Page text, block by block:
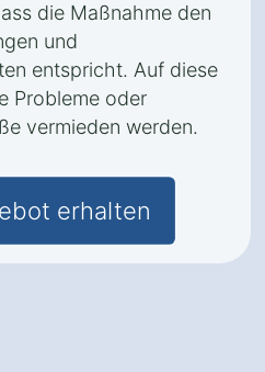
die Maßnahme den
und
entspricht. Auf diese
Probleme oder
vermieden werden.
erhalten